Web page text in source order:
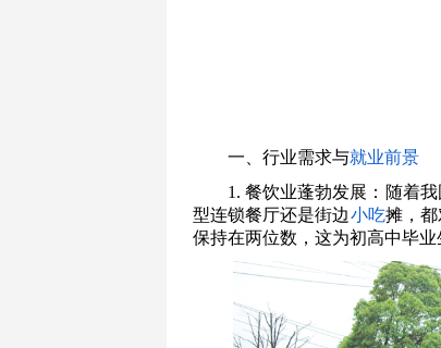
一、行业需求与就业前景
1. 餐饮业蓬勃发展：随着
型连锁餐厅还是街边小吃摊，
保持在两位数，这为初高中毕业